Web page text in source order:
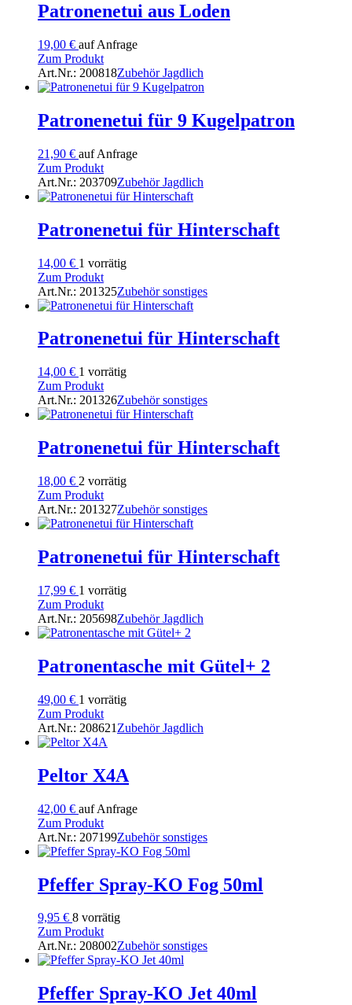
Patronenetui aus Loden
19,00 € auf Anfrage
Zum Produkt
Art.Nr.: 200818Zubehör Jagdlich
Patronenetui für 9 Kugelpatron
21,90 € auf Anfrage
Zum Produkt
Art.Nr.: 203709Zubehör Jagdlich
Patronenetui für Hinterschaft
14,00 € 1 vorrätig
Zum Produkt
Art.Nr.: 201325Zubehör sonstiges
Patronenetui für Hinterschaft
14,00 € 1 vorrätig
Zum Produkt
Art.Nr.: 201326Zubehör sonstiges
Patronenetui für Hinterschaft
18,00 € 2 vorrätig
Zum Produkt
Art.Nr.: 201327Zubehör sonstiges
Patronenetui für Hinterschaft
17,99 € 1 vorrätig
Zum Produkt
Art.Nr.: 205698Zubehör Jagdlich
Patronentasche mit Gütel+ 2
49,00 € 1 vorrätig
Zum Produkt
Art.Nr.: 208621 Zubehör Jagdlich
Peltor X4A
42,00 € auf Anfrage
Zum Produkt
Art.Nr.: 207199Zubehör sonstiges
Pfeffer Spray-KO Fog 50ml
9,95 € 8 vorrätig
Zum Produkt
Art.Nr.: 208002Zubehör sonstiges
Pfeffer Spray-KO Jet 40ml